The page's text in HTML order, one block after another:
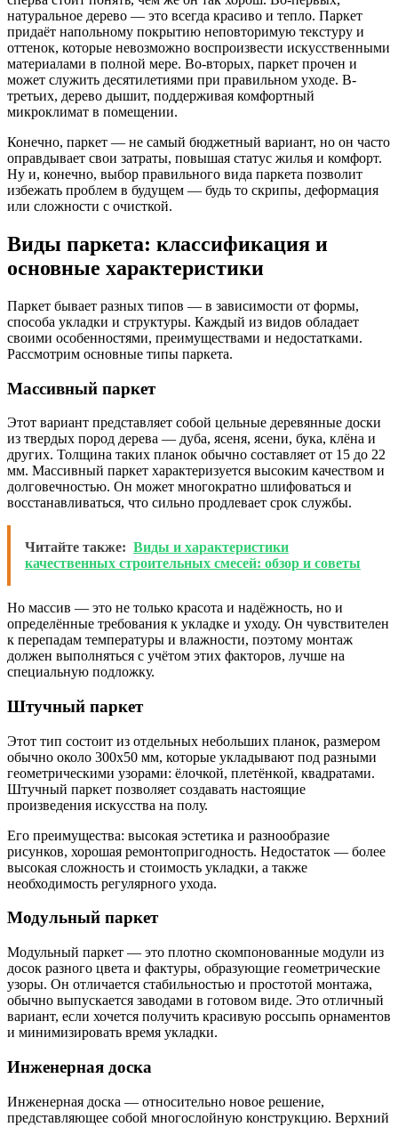
натуральное дерево — это всегда красиво и тепло. Паркет
придаёт напольному покрытию неповторимую текстуру и
оттенок, которые невозможно воспроизвести искусственными
материалами в полной мере. Во-вторых, паркет прочен и
может служить десятилетиями при правильном уходе. В-
третьих, дерево дышит, поддерживая комфортный
микроклимат в помещении.
Конечно, паркет — не самый бюджетный вариант, но он часто
оправдывает свои затраты, повышая статус жилья и комфорт.
Ну и, конечно, выбор правильного вида паркета позволит
избежать проблем в будущем — будь то скрипы, деформация
или сложности с очисткой.
Виды паркета: классификация и
основные характеристики
Паркет бывает разных типов — в зависимости от формы,
способа укладки и структуры. Каждый из видов обладает
своими особенностями, преимуществами и недостатками.
Рассмотрим основные типы паркета.
Массивный паркет
Этот вариант представляет собой цельные деревянные доски
из твердых пород дерева — дуба, ясеня, ясени, бука, клёна и
других. Толщина таких планок обычно составляет от 15 до 22
мм. Массивный паркет характеризуется высоким качеством и
долговечностью. Он может многократно шлифоваться и
восстанавливаться, что сильно продлевает срок службы.
Читайте также: Виды и характеристики
качественных строительных смесей: обзор и советы
Но массив — это не только красота и надёжность, но и
определённые требования к укладке и уходу. Он чувствителен
к перепадам температуры и влажности, поэтому монтаж
должен выполняться с учётом этих факторов, лучше на
специальную подложку.
Штучный паркет
Этот тип состоит из отдельных небольших планок, размером
обычно около 300х50 мм, которые укладывают под разными
геометрическими узорами: ёлочкой, плетёнкой, квадратами.
Штучный паркет позволяет создавать настоящие
произведения искусства на полу.
Его преимущества: высокая эстетика и разнообразие
рисунков, хорошая ремонтопригодность. Недостаток — более
высокая сложность и стоимость укладки, а также
необходимость регулярного ухода.
Модульный паркет
Модульный паркет — это плотно скомпонованные модули из
досок разного цвета и фактуры, образующие геометрические
узоры. Он отличается стабильностью и простотой монтажа,
обычно выпускается заводами в готовом виде. Это отличный
вариант, если хочется получить красивую россыпь орнаментов
и минимизировать время укладки.
Инженерная доска
Инженерная доска — относительно новое решение,
представляющее собой многослойную конструкцию. Верхний